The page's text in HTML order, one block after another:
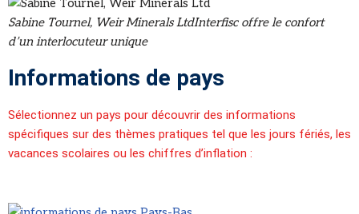
Sabine Tournel, Weir Minerals LtdInterfisc offre le confort
d’un interlocuteur unique
Informations de pays
Sélectionnez un pays pour découvrir des informations
spécifiques sur des thèmes pratiques tel que les jours fériés, les
vacances scolaires ou les chiffres d’inflation :